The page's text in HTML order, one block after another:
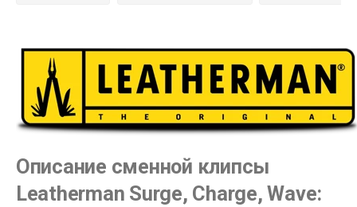
Описание сменной клипсы
Leatherman Surge, Charge, Wave: